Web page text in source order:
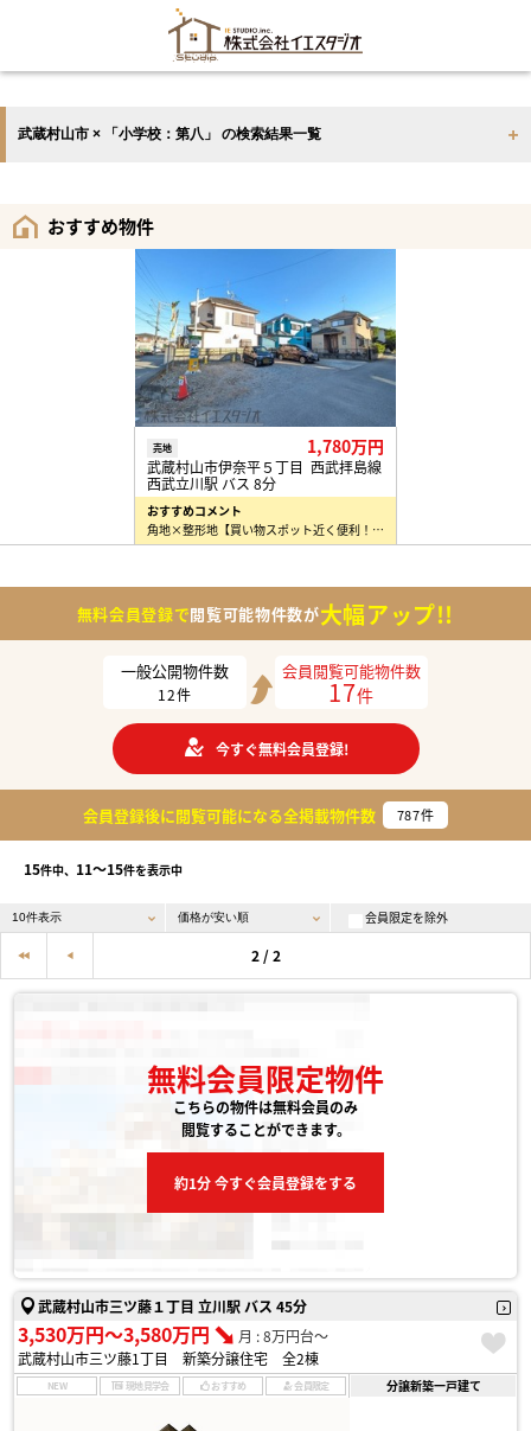
武蔵村山市 × 「小学校：第八」 の検索結果一覧
おすすめ物件
売地 1,780万円
武蔵村山市伊奈平５丁目 西武拝島線
西武立川駅 バス 8分
おすすめコメント
角地×整形地【買い物スポット近く便利！】 ○建築条件はございません♪ お好きなハウスメーカーで…
無料会員登録で閲覧可能物件数が大幅アップ!!
一般公開物件数
12件
会員閲覧可能物件数
17件
今すぐ無料会員登録!
会員登録後に閲覧可能になる全掲載物件数 787件
15件中、 11〜15件を表示中
会員限定を除外
2 / 2
無料会員限定物件
こちらの物件は無料会員のみ
閲覧することができます。
約1分 今すぐ会員登録をする
武蔵村山市三ツ藤１丁目 立川駅 バス 45分
3,530万円〜3,580万円
月 : 8万円台〜
武蔵村山市三ツ藤1丁目 新築分譲住宅 全2棟
NEW 現地見学会 おすすめ 会員限定 分譲新築一戸建て